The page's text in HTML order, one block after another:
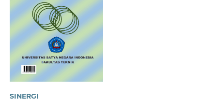
SINERGI